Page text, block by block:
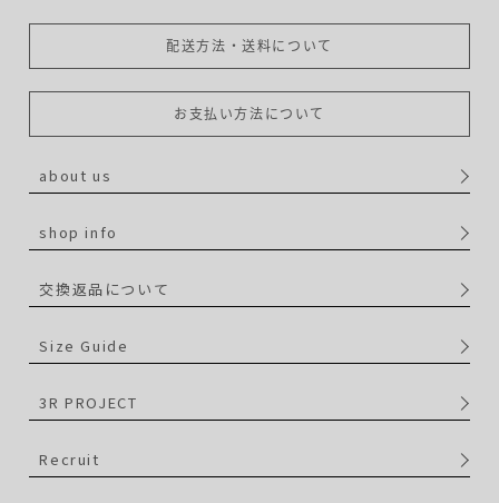
配送方法・送料について
お支払い方法について
about us
shop info
交換返品について
Size Guide
3R PROJECT
Recruit